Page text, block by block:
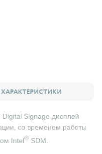
ХАРАКТЕРИСТИКИ
Signage дисплей
со временем работы
Intel® SDM.